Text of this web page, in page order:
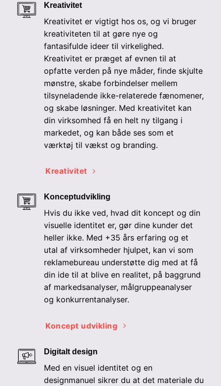
Kreativitet
Kreativitet er vigtigt hos os, og vi bruger
kreativiteten til at gøre nye og
fantasifulde ideer til virkelighed.
Kreativitet er præget af evnen til at
opfatte verden på nye måder, finde skjulte
mønstre, skabe forbindelser mellem
tilsyneladende ikke-relaterede fænomener,
og skabe løsninger. Med kreativitet kan
din virksomhed få en helt ny tilgang i
markedet, og kan både ses som et
værktøj til vækst og branding.
Kreativitet
Konceptudvikling
Hvis du ikke ved, hvad dit koncept og din
visuelle identitet er, gør dine kunder det
heller ikke. Med +35 års erfaring og et
utal af virksomheder hjulpet, kan vi som
reklamebureau understøtte dig med at få
din ide til at blive en realitet, på baggrund
af markedsanalyser, målgruppeanalyser
og konkurrentanalyser.
Koncept udvikling
Digitalt design
Med en visuel identitet og en
designmanuel sikrer du at det materiale du